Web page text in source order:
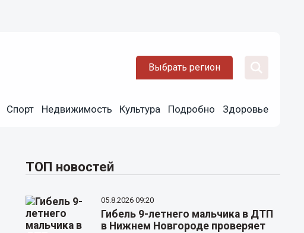
Выбрать регион
Спорт Недвижимость Культура Подробно Здоровье
ТОП новостей
05.8.2026 09:20
Гибель 9-летнего мальчика в ДТП
в Нижнем Новгороде проверяет